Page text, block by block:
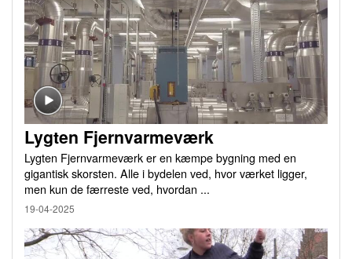
Lygten Fjernvarmeværk
Lygten Fjernvarmeværk er en kæmpe bygning med en
gigantisk skorsten. Alle i bydelen ved, hvor værket ligger,
men kun de færreste ved, hvordan ...
19-04-2025